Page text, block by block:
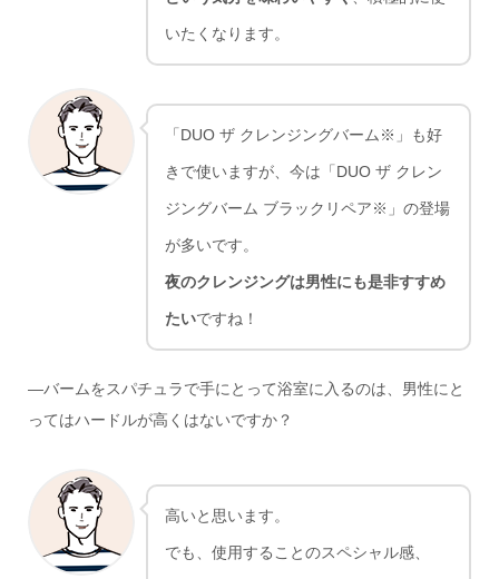
いたくなります。
「DUO ザ クレンジングバーム※」も好
きで使いますが、今は「DUO ザ クレン
ジングバーム ブラックリペア※」の登場
が多いです。
夜のクレンジングは男性にも是非すすめ
たいですね！
―バームをスパチュラで手にとって浴室に入るのは、男性にと
ってはハードルが高くはないですか？
高いと思います。
でも、使用することのスペシャル感、